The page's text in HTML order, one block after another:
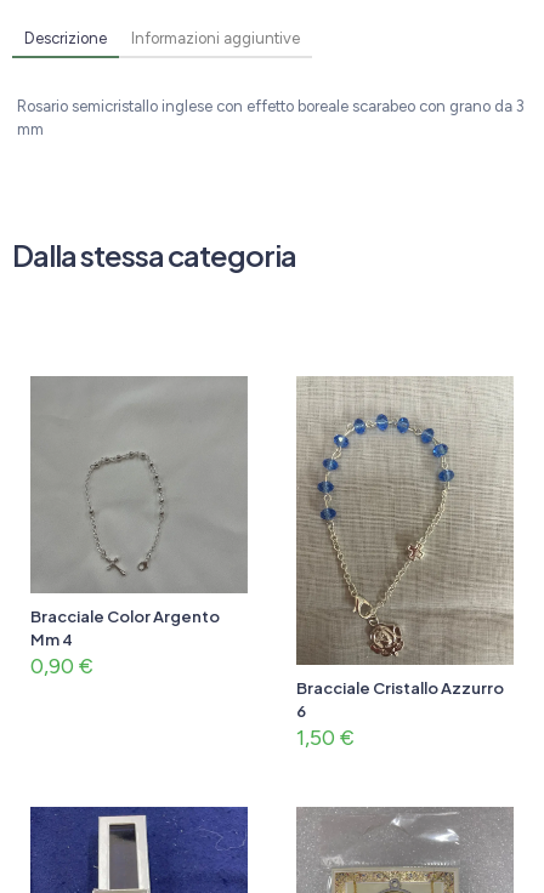
Descrizione Informazioni aggiuntive
Rosario semicristallo inglese con effetto boreale scarabeo con grano da 3
mm
Dalla stessa categoria
Bracciale Color Argento
Mm 4
0,90 €
Bracciale Cristallo Azzurro
6
1,50 €